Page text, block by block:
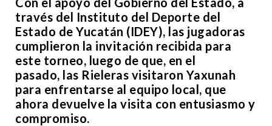
través del Instituto del Deporte del
Estado de Yucatán (IDEY), las jugadoras
cumplieron la invitación recibida para
este torneo, luego de que, en el
pasado, las Rieleras visitaron Yaxunah
para enfrentarse al equipo local, que
ahora devuelve la visita con entusiasmo y
compromiso.